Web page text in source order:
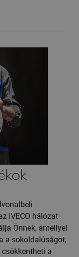
IVECO hálózat
Önnek, amellyel
a sokoldalúságot,
a